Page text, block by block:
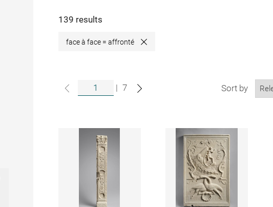
139 results
face à face = affronté Close
| 7 Sort by